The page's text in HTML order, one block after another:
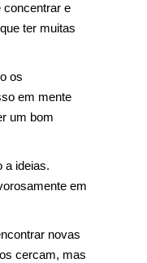
concentrar e
ter muitas
os
em mente
um bom
a ideias.
em
novas
cercam, mas